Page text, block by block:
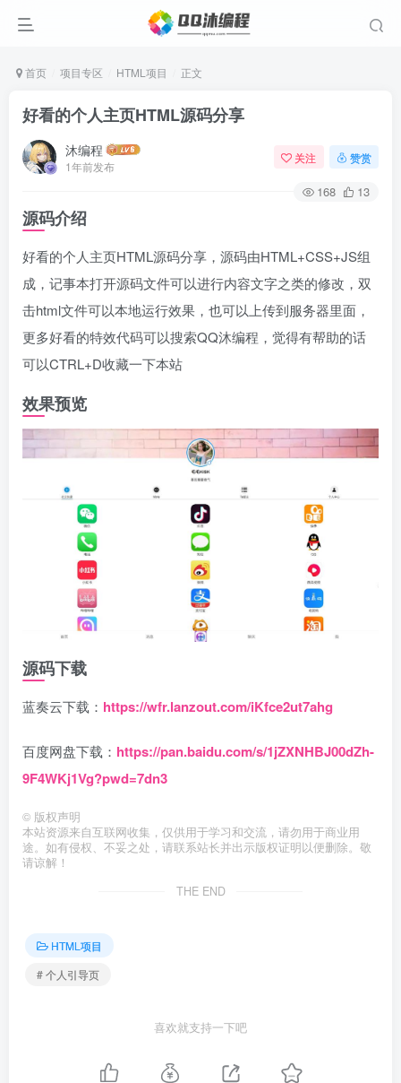
首页 项目专区 HTML项目 正文
好看的个人主页HTML源码分享
沐编程
1年前发布
关注 赞赏
168 13
源码介绍
好看的个人主页HTML源码分享，源码由HTML+CSS+JS组
成，记事本打开源码文件可以进行内容文字之类的修改，双
击html文件可以本地运行效果，也可以上传到服务器里面，
更多好看的特效代码可以搜索QQ沐编程，觉得有帮助的话
可以CTRL+D收藏一下本站
效果预览
源码下载
蓝奏云下载： https://wfr.lanzout.com/iKfce2ut7ahg
百度网盘下载： https://pan.baidu.com/s/1jZXNHBJ00dZh-
9F4WKj1Vg?pwd=7dn3
© 版权声明
本站资源来自互联网收集，仅供用于学习和交流，请勿用于商业用
途。如有侵权、不妥之处，请联系站长并出示版权证明以便删除。敬
请谅解！
THE END
HTML项目
# 个人引导页
喜欢就支持一下吧